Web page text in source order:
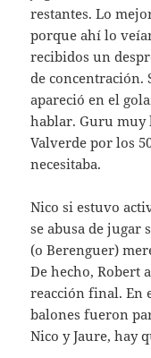
restantes. Lo
porque ahí lo
recibidos un
de concentración.
apareció en el
hablar. Guru muy
Valverde por los
necesitaba.
Nico si estuvo
se abusa de jugar
(o Berenguer)
De hecho, Robert
reacción final. En
balones fueron
Nico y Jaure, hay